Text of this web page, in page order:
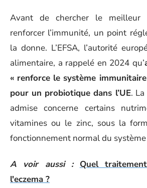
Avant de chercher le meilleur
renforcer l’immunité, un point
la donne. L’EFSA, l’autorité
alimentaire, a rappelé en 2024 qu’
« renforce le système
pour un probiotique dans l’UE.
admise concerne certains
vitamines ou le zinc, sous la
fonctionnement normal du
A voir aussi : Quel
l'eczema ?